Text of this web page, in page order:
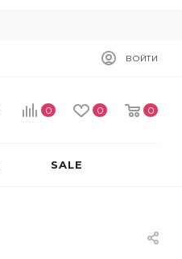
ВОЙТИ
0 0 0
SALE